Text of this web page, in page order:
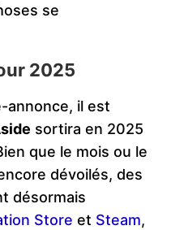
se
2025
annonce, il est
sortira en 2025
que le mois ou le
dévoilés, des
désormais
Store et Steam,